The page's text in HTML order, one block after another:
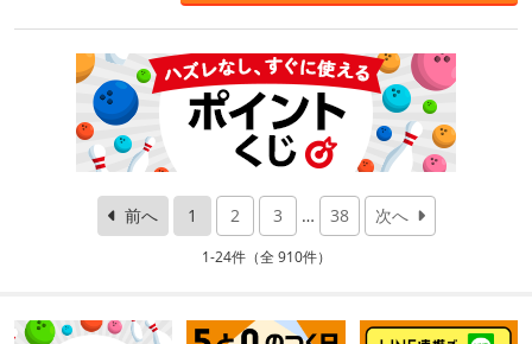
前へ 1 2 3 … 38 次へ
1-24件（全 910件）